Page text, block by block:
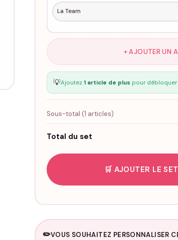
+ AJOUTER UN
💡Ajoutez 1 article de plus pour débloquer
Sous-total (1 articles)
Total du set
🛒 AJOUTER LE
✏️VOUS SOUHAITEZ PERSONNALISER